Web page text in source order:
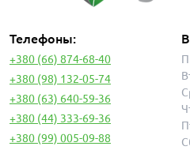
Телефоны:
+380 (66) 874-68-40
+380 (98) 132-05-74
+380 (63) 640-59-36
+380 (44) 333-69-36
+380 (99) 005-09-88